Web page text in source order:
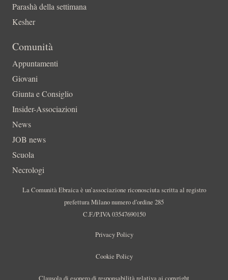
Parashà della settimana
Kesher
Comunità
Appuntamenti
Giovani
Giunta e Consiglio
Insider-Associazioni
News
JOB news
Scuola
Necrologi
La Comunità Ebraica è un’associazione riconosciuta scritta al registro
prefettura Milano numero d’ordine 285
C.F./P.IVA 03547690150
Privacy Policy
Cookie Policy
Clausola di esonero di responsabilità relativa ai copyright